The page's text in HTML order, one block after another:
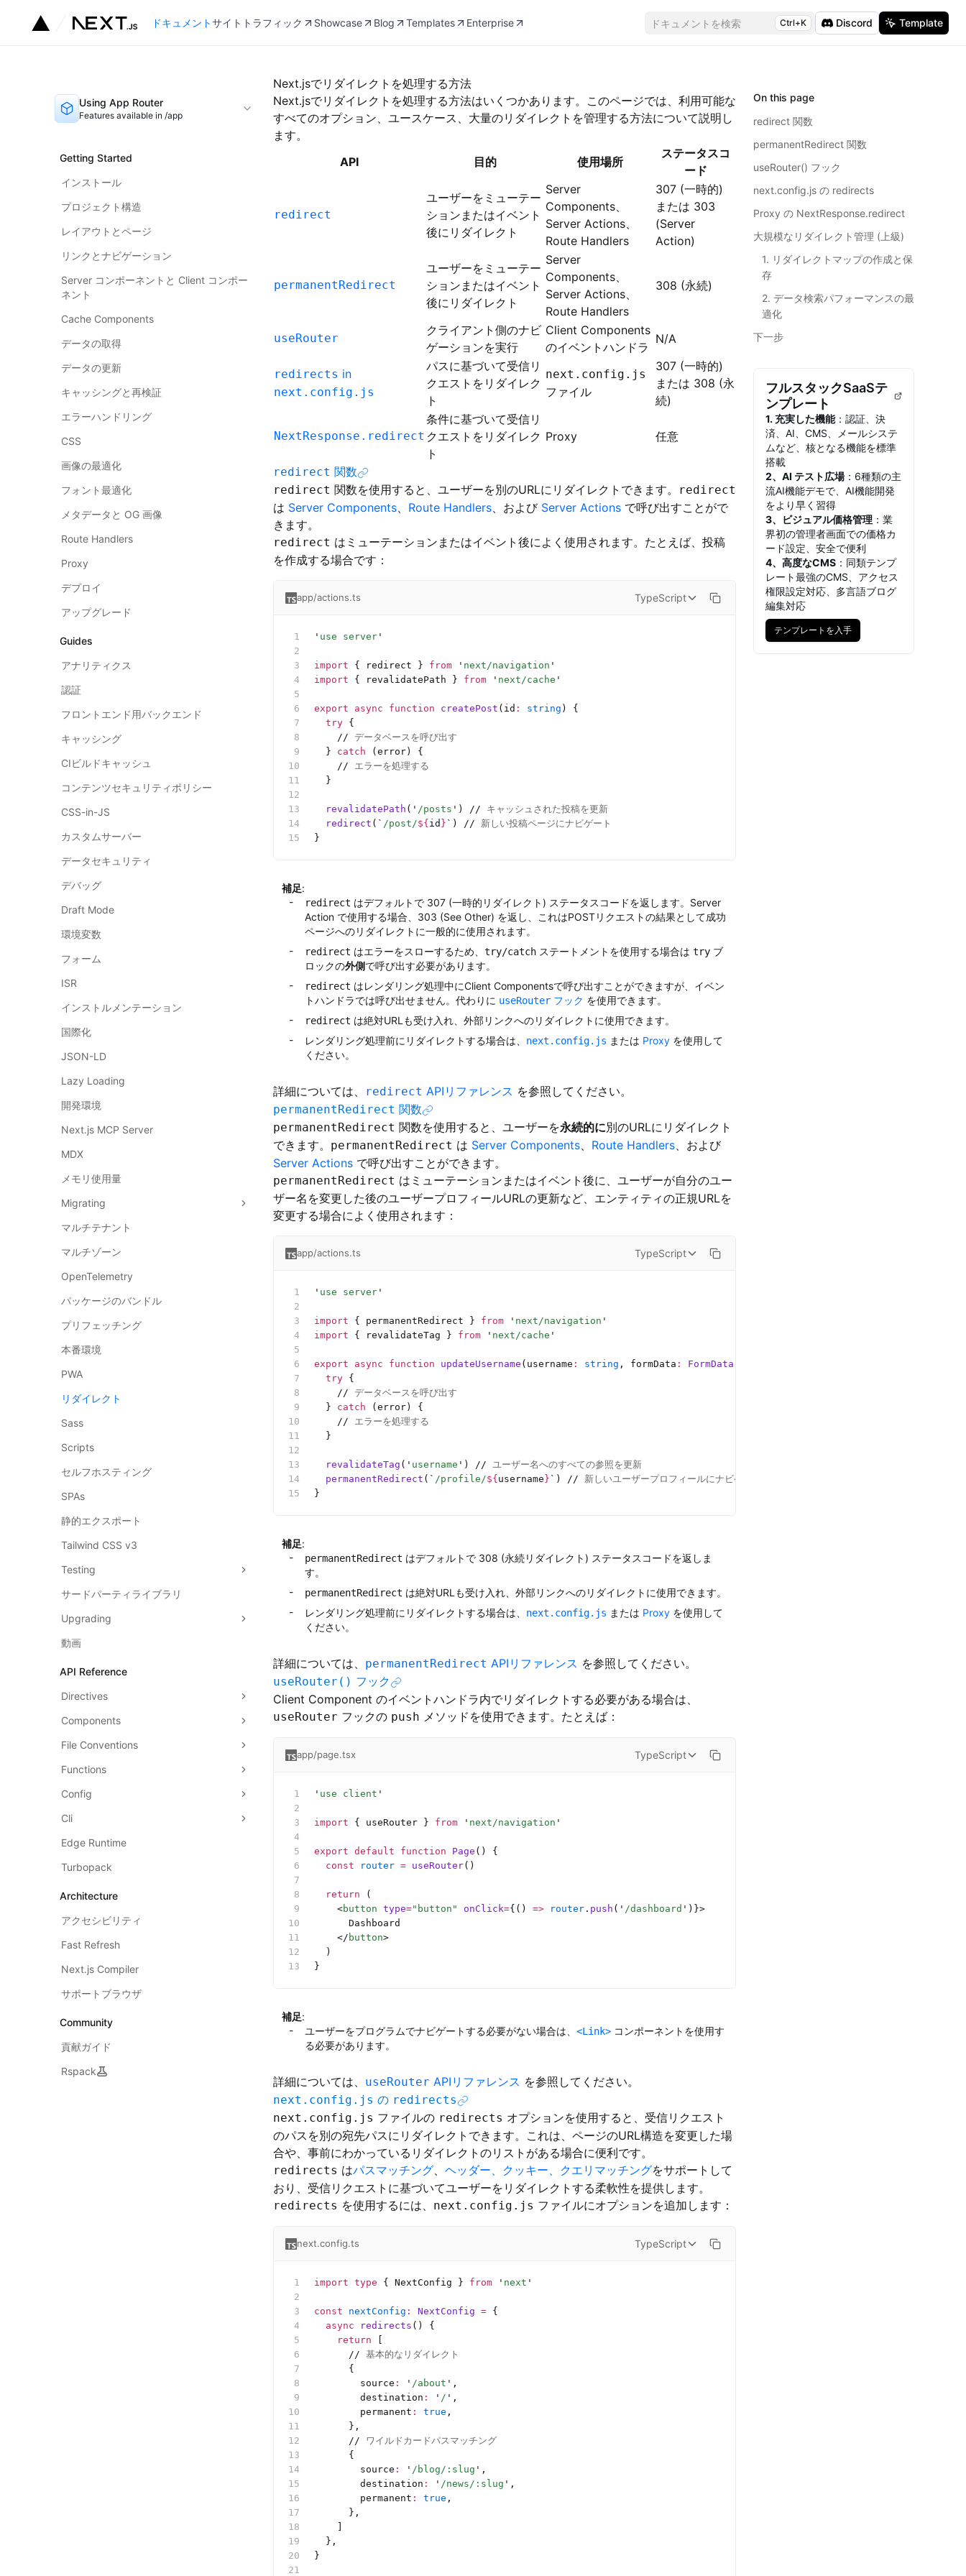
ドキュメントサイトトラフィック Showcase Blog Templates Enterprise ドキュメントを検索 Ctrl+K Discord Template
Using App Router
Features available in /app
Getting Started
インストール
プロジェクト構造
レイアウトとページ
リンクとナビゲーション
Server コンポーネントと Client コンポー
ネント
Cache Components
データの取得
データの更新
キャッシングと再検証
エラーハンドリング
CSS
画像の最適化
フォント最適化
メタデータと OG 画像
Route Handlers
Proxy
デプロイ
アップグレード
Guides
アナリティクス
認証
フロントエンド用バックエンド
キャッシング
CIビルドキャッシュ
コンテンツセキュリティポリシー
CSS-in-JS
カスタムサーバー
データセキュリティ
デバッグ
Draft Mode
環境変数
フォーム
ISR
インストルメンテーション
国際化
JSON-LD
Lazy Loading
開発環境
Next.js MCP Server
MDX
メモリ使用量
Migrating
マルチテナント
マルチゾーン
OpenTelemetry
パッケージのバンドル
プリフェッチング
本番環境
PWA
リダイレクト
Sass
Scripts
セルフホスティング
SPAs
静的エクスポート
Tailwind CSS v3
Testing
サードパーティライブラリ
Upgrading
動画
API Reference
Directives
Components
File Conventions
Functions
Config
Cli
Edge Runtime
Turbopack
Architecture
アクセシビリティ
Fast Refresh
Next.js Compiler
サポートブラウザ
Community
貢献ガイド
Rspack
Next.jsでリダイレクトを処理する方法
Next.jsでリダイレクトを処理する方法はいくつかあります。このページでは、利用可能な
すべてのオプション、ユースケース、大量のリダイレクトを管理する方法について説明し
ます。
API
目的 使用場所
ステータスコ
ード
redirect
ユーザーをミューテー
ションまたはイベント
後にリダイレクト
Server
Components、
Server Actions、
Route Handlers
307 (一時的)
または 303
(Server
Action)
permanentRedirect
ユーザーをミューテー
ションまたはイベント
後にリダイレクト
Server
Components、
Server Actions、
Route Handlers
308 (永続)
useRouter
クライアント側のナビ
ゲーションを実行
Client Components
のイベントハンドラ
N/A
redirects in
next.config.js
パスに基づいて受信リ
クエストをリダイレク
ト
next.config.js
ファイル
307 (一時的)
または 308 (永
続)
NextResponse.redirect
条件に基づいて受信リ
クエストをリダイレク
ト
Proxy 任意
redirect 関数
redirect 関数を使用すると、ユーザーを別のURLにリダイレクトできます。 redirect
は Server Components、 Route Handlers、および Server Actions で呼び出すことがで
きます。
redirect はミューテーションまたはイベント後によく使用されます。たとえば、投稿
を作成する場合です：
app/actions.ts TypeScript
' use server '
import { redirect } from ' next/navigation '
import { revalidatePath } from ' next/cache '
export async function createPost (id : string ) {
  try
{
    //
データベースを呼び出す
  }
catch (error) {
    //
エラーを処理する
  }
  revalidatePath
( ' /posts ' ) // キャッシュされた投稿を更新
  redirect
( ` /post/${ id } ` ) // 新しい投稿ページにナビゲート
}
補足:
redirect はデフォルトで 307 (一時的リダイレクト) ステータスコードを返します。Server
Action で使用する場合、303 (See Other) を返し、これはPOSTリクエストの結果として成功
ページへのリダイレクトに一般的に使用されます。
redirect はエラーをスローするため、 try/catch ステートメントを使用する場合は try ブ
ロックの外側で呼び出す必要があります。
redirect はレンダリング処理中にClient Componentsで呼び出すことができますが、イベン
トハンドラでは呼び出せません。代わりに useRouter フック を使用できます。
redirect は絶対URLも受け入れ、外部リンクへのリダイレクトに使用できます。
レンダリング処理前にリダイレクトする場合は、 next.config.js または Proxy を使用して
ください。
詳細については、 redirect APIリファレンス を参照してください。
permanentRedirect 関数
permanentRedirect 関数を使用すると、ユーザーを永続的に別のURLにリダイレクト
できます。 permanentRedirect は Server Components、 Route Handlers、および
Server Actions で呼び出すことができます。
permanentRedirect はミューテーションまたはイベント後に、ユーザーが自分のユー
ザー名を変更した後のユーザープロフィールURLの更新など、エンティティの正規URLを
変更する場合によく使用されます：
app/actions.ts TypeScript
' use server '
import { permanentRedirect } from ' next/navigation '
import { revalidateTag } from ' next/cache '
export async function updateUsername (username : string , formData : FormData
  try
{
    //
データベースを呼び出す
  }
catch (error) {
    //
エラーを処理する
  }
  revalidateTag
( ' username ' ) // ユーザー名へのすべての参照を更新
  permanentRedirect
( ` /profile/${ username } ` ) // 新しいユーザープロフィールにナビゲート
}
補足:
permanentRedirect はデフォルトで 308 (永続リダイレクト) ステータスコードを返しま
す。
permanentRedirect は絶対URLも受け入れ、外部リンクへのリダイレクトに使用できます。
レンダリング処理前にリダイレクトする場合は、 next.config.js または Proxy を使用して
ください。
詳細については、 permanentRedirect APIリファレンス を参照してください。
useRouter() フック
Client Component のイベントハンドラ内でリダイレクトする必要がある場合は、
useRouter フックの push メソッドを使用できます。たとえば：
app/page.tsx TypeScript
' use client '
import { useRouter } from ' next/navigation '
export default function Page () {
  const
router = useRouter()
  return
(
    <
button type="button" onClick={() => router . push ( ' /dashboard ' )}>
      Dashboard
    </
button>
  )
}
補足:
ユーザーをプログラムでナビゲートする必要がない場合は、 <Link> コンポーネントを使用す
る必要があります。
詳細については、 useRouter APIリファレンス を参照してください。
next.config.js の redirects
next.config.js ファイルの redirects オプションを使用すると、受信リクエスト
のパスを別の宛先パスにリダイレクトできます。これは、ページのURL構造を変更した場
合や、事前にわかっているリダイレクトのリストがある場合に便利です。
redirects はパスマッチング、 ヘッダー、クッキー、クエリマッチングをサポートして
おり、受信リクエストに基づいてユーザーをリダイレクトする柔軟性を提供します。
redirects を使用するには、 next.config.js ファイルにオプションを追加します：
next.config.ts TypeScript
import type { NextConfig } from ' next '
const nextConfig : NextConfig = {
  async
redirects () {
    return
      //
基本的なリダイレクト
      {
        source
: ' /about ' ,
        destination
: ' / ' ,
        permanent
: true ,
      },
      //
ワイルドカードパスマッチング
      {
        source
: ' /blog/:slug ' ,
        destination
: ' /news/:slug ' ,
        permanent
: true ,
      },
  },
}
On this page
redirect 関数
permanentRedirect 関数
useRouter() フック
next.config.js の redirects
Proxy の NextResponse.redirect
大規模なリダイレクト管理 (上級)
1. リダイレクトマップの作成と保
存
2. データ検索パフォーマンスの最
適化
下一步
フルスタックSaaSテ
ンプレート
1. 充実した機能：認証、決
済、AI、CMS、メールシステ
ムなど、核となる機能を標準
搭載
2、AI テスト広場：6種類の主
流AI機能デモで、AI機能開発
をより早く習得
3、ビジュアル価格管理 ：業
界初の管理者画面での価格カ
ード設定、安全で便利
4、高度なCMS ：同類テンプ
レート最強のCMS、アクセス
権限設定対応、多言語ブログ
編集対応
テンプレートを入手テンプレートを入手